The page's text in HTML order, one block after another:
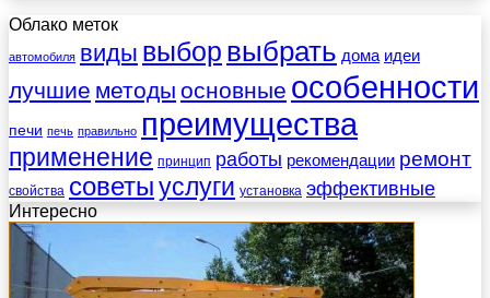
Облако меток
автомобиля виды выбор выбрать дома идеи
лучшие методы основные особенности
печи печь правильно преимущества
применение принцип работы рекомендации ремонт
свойства советыуслуги установка эффективные
Интересно